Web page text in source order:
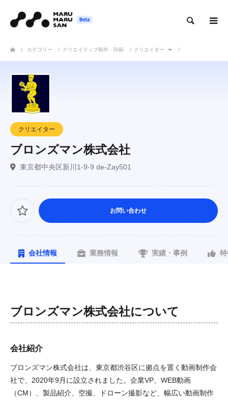
カテゴリー クリエイティブ制作・印刷 クリエイター
クリエイター
ブロンズマン株式会社
東京都中央区新川1-9-9 de-Zay501
お問い合わせ
会社情報 業務情報 実績・事例
ブロンズマン株式会社について
会社紹介
ブロンズマン株式会社は、東京都渋谷区に拠点を置く動画制作会
社で、2020年9月に設立されました。企業VP、WEB動画
（CM）、製品紹介、空撮、ドローン撮影など、幅広い動画制作